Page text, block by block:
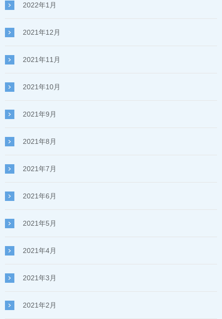
2022年1月
2021年12月
2021年11月
2021年10月
2021年9月
2021年8月
2021年7月
2021年6月
2021年5月
2021年4月
2021年3月
2021年2月